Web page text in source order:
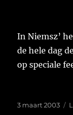
In Niemsz’
de hele dag
op speciale
Geplaatst
3 maart 2003